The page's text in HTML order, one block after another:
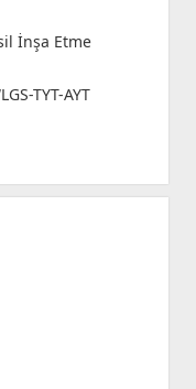
İnşa Etme
TYT-AYT